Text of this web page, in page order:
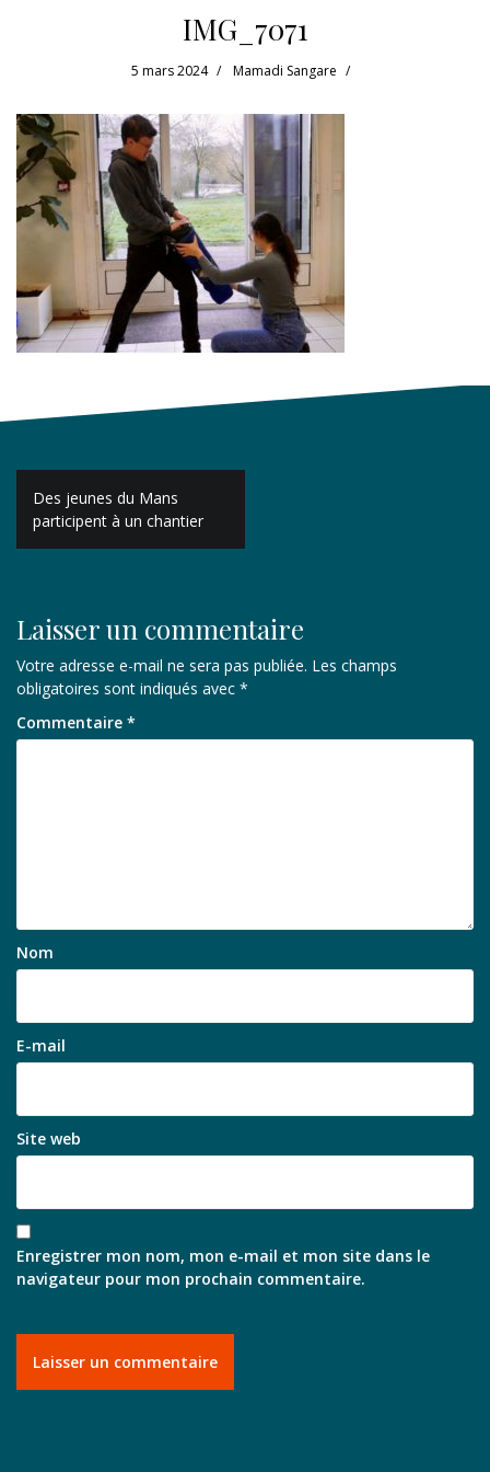
IMG_7071
5 mars 2024 Mamadi Sangare
Navigation
de
l’article
Des jeunes du Mans
participent à un chantier
Laisser un commentaire
Votre adresse e-mail ne sera pas publiée. Les champs
obligatoires sont indiqués avec *
Commentaire *
Nom
E-mail
Site web
Enregistrer mon nom, mon e-mail et mon site dans le
navigateur pour mon prochain commentaire.